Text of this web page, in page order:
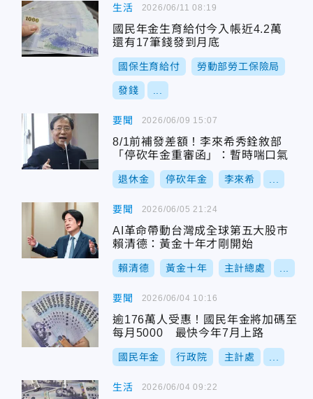
生活
國民年金生育給付今入帳近4.2萬
還有17筆錢發到月底
國保生育給付 勞動部勞工保險局
發錢
2026/06/11 08:19
要聞
8/1前補發差額！李來希秀銓敘部
「停砍年金重審函」：暫時喘口氣
退休金 停砍年金 李來希
2026/06/09 15:07
要聞
AI革命帶動台灣成全球第五大股市
賴清德：黃金十年才剛開始
賴清德 黃金十年 主計總處
2026/06/05 21:24
要聞
逾176萬人受惠！國民年金將加碼至
每月5000 最快今年7月上路
國民年金 行政院 主計處
2026/06/04 10:16
生活 2026/06/04 09:22